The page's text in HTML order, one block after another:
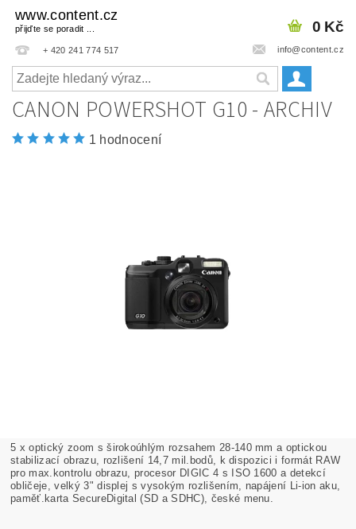
www.content.cz
přijďte se poradit ...
+ 420 241 774 517 info@content.cz
0 Kč
CANON POWERSHOT G10 - ARCHIV
1 hodnocení
5 x optický zoom s širokoúhlým rozsahem 28-140 mm a optickou
stabilizací obrazu, rozlišení 14,7 mil.bodů, k dispozici i formát RAW
pro max.kontrolu obrazu, procesor DIGIC 4 s ISO 1600 a detekcí
obličeje, velký 3" displej s vysokým rozlišením, napájení Li-ion aku,
paměť.karta SecureDigital (SD a SDHC), české menu.